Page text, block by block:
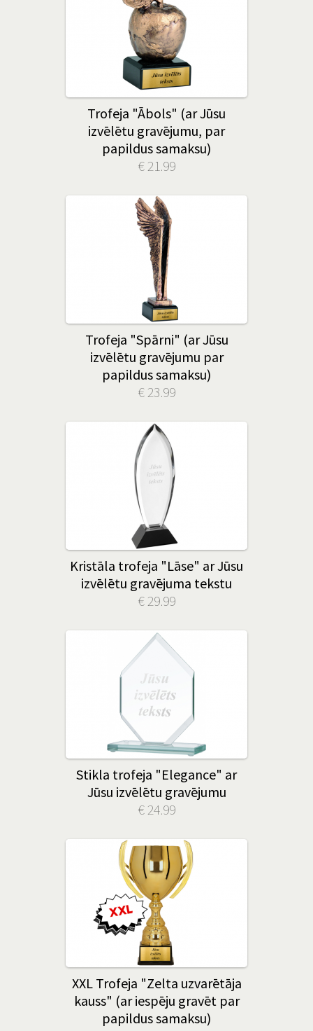
Trofeja "Ābols" (ar Jūsu
izvēlētu gravējumu, par
papildus samaksu)
€ 21.99
Trofeja "Spārni" (ar Jūsu
izvēlētu gravējumu par
papildus samaksu)
€ 23.99
Kristāla trofeja "Lāse" ar Jūsu
izvēlētu gravējuma tekstu
€ 29.99
Stikla trofeja "Elegance" ar
Jūsu izvēlētu gravējumu
€ 24.99
XXL Trofeja "Zelta uzvarētāja
kauss" (ar iespēju gravēt par
papildus samaksu)